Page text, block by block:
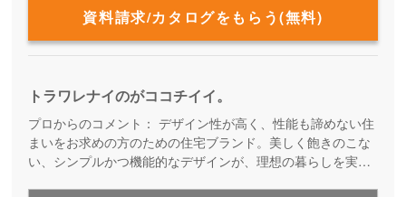
資料請求/カタログをもらう(無料)
トラワレナイのがココチイイ。
プロからのコメント： デザイン性が高く、性能も諦めない住
まいをお求めの方のための住宅ブランド。美しく飽きのこな
い、シンプルかつ機能的なデザインが、理想の暮らしを実現